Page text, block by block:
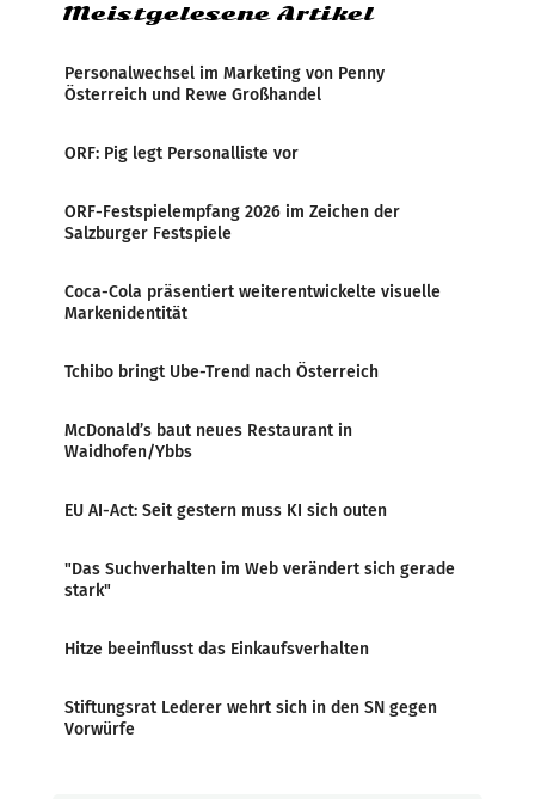
Meistgelesene Artikel
Personalwechsel im Marketing von Penny
Österreich und Rewe Großhandel
ORF: Pig legt Personalliste vor
ORF-Festspielempfang 2026 im Zeichen der
Salzburger Festspiele
Coca-Cola präsentiert weiterentwickelte visuelle
Markenidentität
Tchibo bringt Ube-Trend nach Österreich
McDonald’s baut neues Restaurant in
Waidhofen/Ybbs
EU AI-Act: Seit gestern muss KI sich outen
"Das Suchverhalten im Web verändert sich gerade
stark"
Hitze beeinflusst das Einkaufsverhalten
Stiftungsrat Lederer wehrt sich in den SN gegen
Vorwürfe